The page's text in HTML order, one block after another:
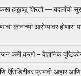
कसा हळूहळू शिरतो — बदलांची
कानांच्या आरोग्यावर होणारा
कमी करणे – वैज्ञानिक
प्रभावी आहार आणि